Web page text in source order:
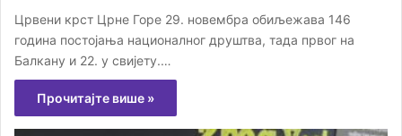
Црвени крст Црне Горе 29. новембра обиљежава 146
година постојања националног друштва, тада првог на
Балкану и 22. у свијету.…
Прочитајте више »